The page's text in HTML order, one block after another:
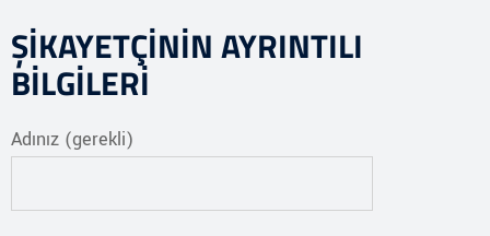
ŞİKAYETÇİNİN AYRINTILI
BİLGİLERİ
Adınız (gerekli)